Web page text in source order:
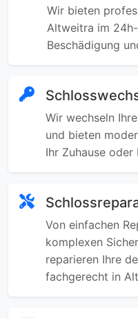
Wir bieten
Altweitra im
Beschädigung
Wir wechseln
und bieten
Ihr Zuhause
Von einfachen
komplexen
reparieren Ihre
fachgerecht in